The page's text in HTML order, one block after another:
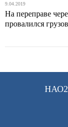
9.04.2019
На переправе
провалился